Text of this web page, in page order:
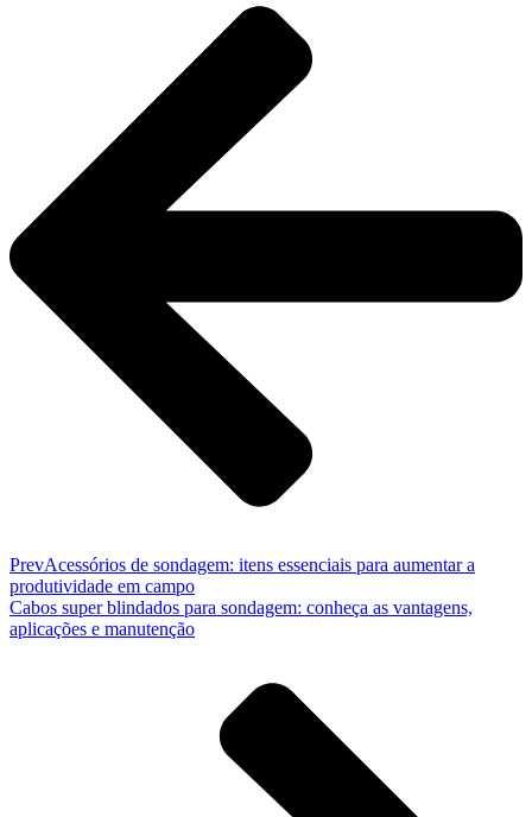
PrevAcessórios de sondagem: itens essenciais para aumentar a
produtividade em campo
Cabos super blindados para sondagem: conheça as vantagens,
aplicações e manutenção